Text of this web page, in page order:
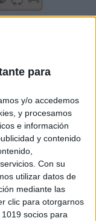
para
y/o accedemos
y procesamos
e información
y contenido
Con su
utilizar datos de
mediante las
clic para otorgarnos
socios para
DE